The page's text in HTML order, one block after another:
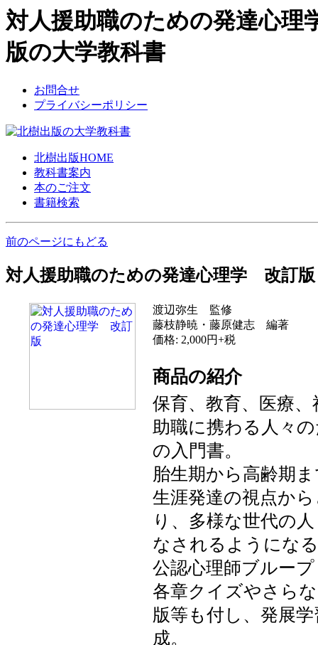
対人援助職のための発達心
版の大学教科書
お問合せ
プライバシーポリシー
北樹出版HOME
教科書案内
本のご注文
書籍検索
前のページにもどる
対人援助職のための発達心理学 改訂版
渡辺弥生 監修
藤枝静暁・藤原健志 編著
価格: 2,000円+税
商品の紹介
保育、教育、医療
助職に携わる人々
の入門書。
胎生期から高齢期
生涯発達の視点か
り、多様な世代の
なされるようにな
公認心理師ブルー
各章クイズやさら
版等も付し、発展
成。